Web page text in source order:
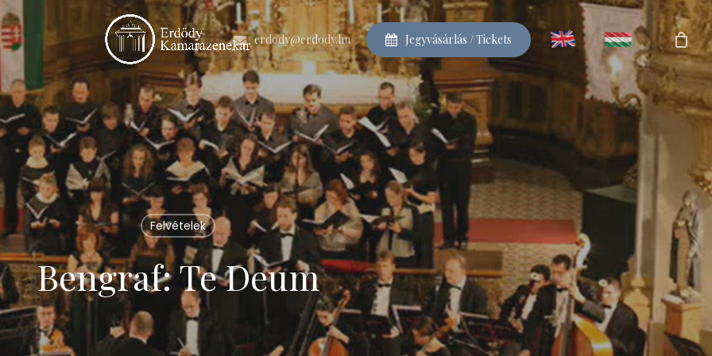
erdody@erdody.hu Jegyvásárlás /Tickets
Felvételek
Bengraf: Te Deum